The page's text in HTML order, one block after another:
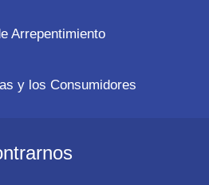
Arrepentimiento
y los Consumidores